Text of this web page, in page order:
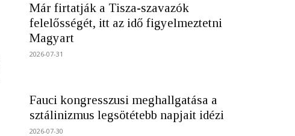
Már firtatják a Tisza-szavazók
felelősségét, itt az idő figyelmeztetni
Magyart
2026-07-31
Fauci kongresszusi meghallgatása a
sztálinizmus legsötétebb napjait idézi
2026-07-30